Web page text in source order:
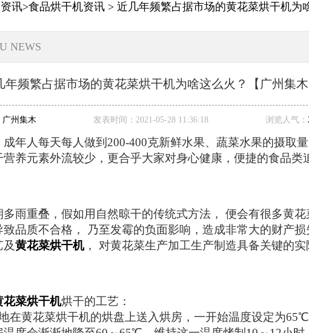
讯>食品烘干机资讯 > 近几年频繁占据市场的黄花菜烘干机为
NEWS
年频繁占据市场的黄花菜烘干机为啥这么火？【广州集木
广州集木 发表时间： 2021-05-28 11:36:18 浏览人气：
年人每天每人做到 200-400克新鲜水果、蔬菜水果的摄取量
养元素外流较少，更合乎大家对身心健康，便捷的食品类
雨重叠，假如用 自然晾干的传统式方法，
便会有很多黄
致品质不合格， 乃至发霉的负面影响， 造成非常大的财产损
黄花菜烘干机， 对黄花菜生产加工生产制造具备关键的实
花菜烘干机烘干的工艺：
在黄花菜烘干机的烘盘上送入烘房，一开始温度设定为65℃